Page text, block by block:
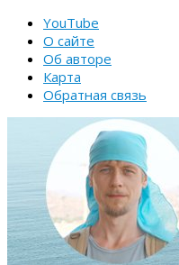
YouTube
О сайте
Об авторе
Карта
Обратная связь